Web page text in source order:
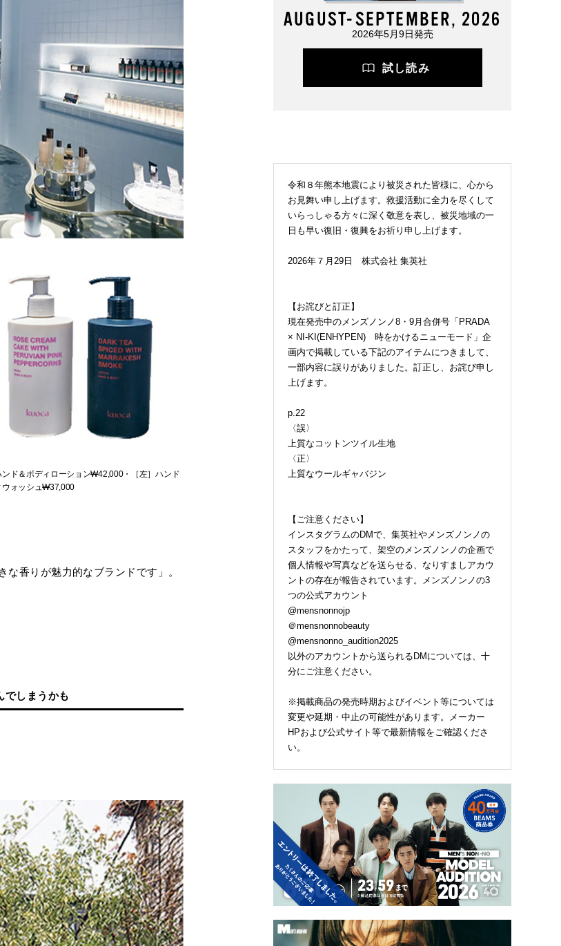
ンド＆ボディローション₩42,000・［左］ハンド
ウォッシュ₩37,000
香りが魅力的なブランドです」。
でしまうかも
AUGUST-SEPTEMBER, 2026
2026年5月9日発売
試し読み
令和８年熊本地震により被災された皆様に、心から
お見舞い申し上げます。救援活動に全力を尽くして
いらっしゃる方々に深く敬意を表し、被災地域の一
日も早い復旧・復興をお祈り申し上げます。
2026年７月29日 株式会社 集英社
【お詫びと訂正】
現在発売中のメンズノンノ8・9月合併号「PRADA
× NI-KI(ENHYPEN) 時をかけるニューモード」企
画内で掲載している下記のアイテムにつきまして、
一部内容に誤りがありました。訂正し、お詫び申し
上げます。
p.22
〈誤〉
上質なコットンツイル生地
〈正〉
上質なウールギャバジン
【ご注意ください】
インスタグラムのDMで、集英社やメンズノンノの
スタッフをかたって、架空のメンズノンノの企画で
個人情報や写真などを送らせる、なりすましアカウ
ントの存在が報告されています。メンズノンノの3
つの公式アカウント
@mensnonnojp
＠mensnonnobeauty
@mensnonno_audition2025
以外のアカウントから送られるDMについては、十
分にご注意ください。
※掲載商品の発売時期およびイベント等については
変更や延期・中止の可能性があります。メーカー
HPおよび公式サイト等で最新情報をご確認くださ
い。